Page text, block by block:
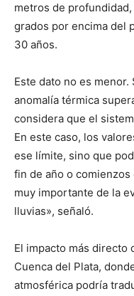
metros de
grados por encima del
30 años.
Este dato no es
anomalía térmica
considera que el
En este caso, los
ese límite, sino que
fin de año o comienzos
muy importante de la
lluvias», señaló.
El impacto más directo
Cuenca del Plata,
atmosférica podría